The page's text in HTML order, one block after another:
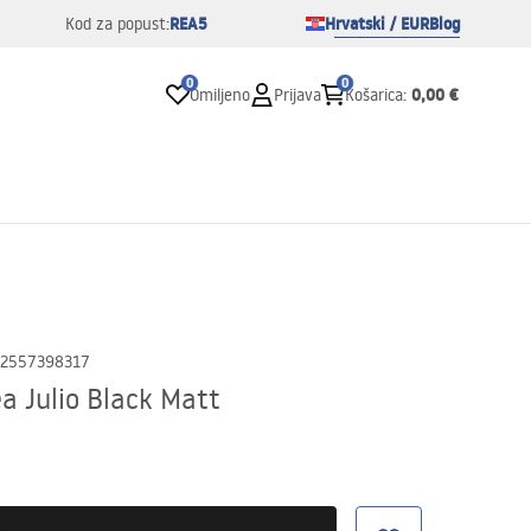
Kod za popust:REA5 Hrvatski / EURBlog
0
Omiljeno Prijava
0
Košarica: 0,00 €
Julio Black Matt